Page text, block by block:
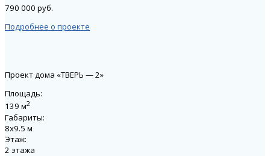
790 000 руб.
Подробнее о проекте
Проект дома «ТВЕРЬ — 2»
Площадь:
139 м2
Габариты:
8х9.5 м
Этаж:
2 этажа